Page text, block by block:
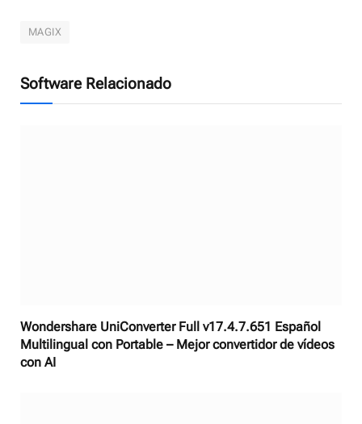
MAGIX
Software Relacionado
Wondershare UniConverter Full v17.4.7.651 Español
Multilingual con Portable – Mejor convertidor de vídeos
con AI